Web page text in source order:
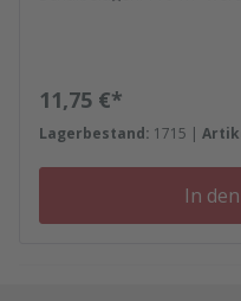
Regulärer Preis:
11,75 €*
Lagerbestand: 1715 |
In